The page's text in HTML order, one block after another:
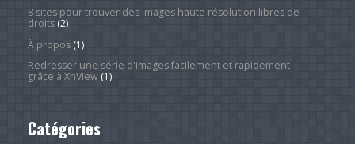
8 sites pour trouver des images haute résolution libres de
droits(2)
À propos(1)
Redresser une série d'images facilement et rapidement
grâce à XnView(1)
Catégories